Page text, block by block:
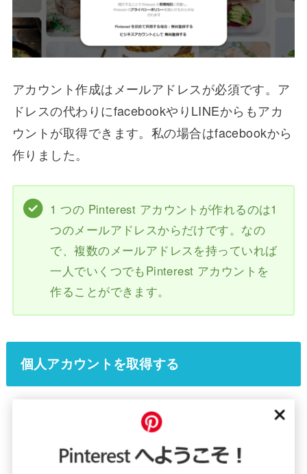
アカウント作成はメールアドレスが必須です。ア
ドレスの代わりにfacebookやりLINEからもアカ
ウントが取得できます。私の場合はfacebookから
作りました。
1 つの Pinterest アカウントが作れるのは1
つのメールアドレスからだけです。なの
で、複数のメールアドレスを持っていれば
一人でいくつでもPinterest アカウントを
作ることができます。
個人アカウントを取得する